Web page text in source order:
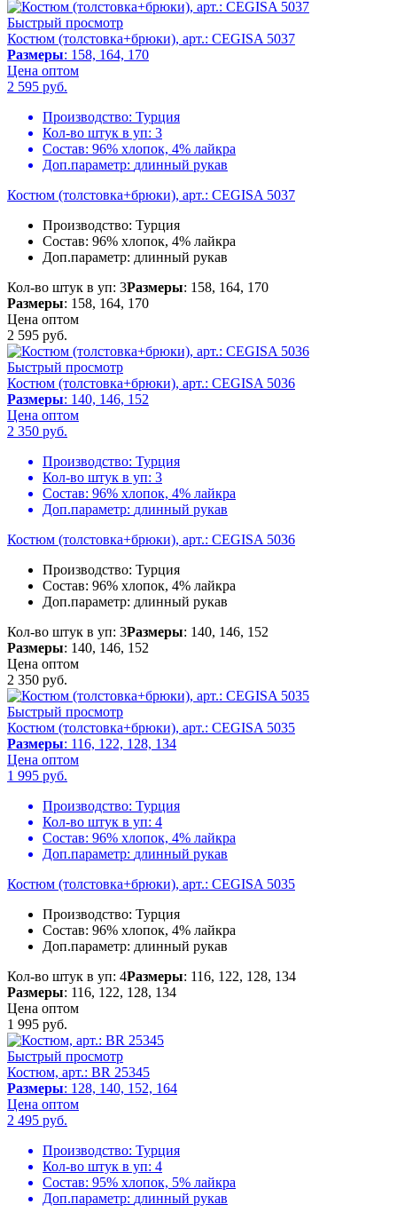
Быстрый просмотр
Костюм (толстовка+брюки), арт.: CEGISA 5037
Размеры: 158, 164, 170
Цена оптом
2 595 руб.
Производство: Турция
Кол-во штук в уп: 3
Состав: 96% хлопок, 4% лайкра
Доп.параметр: длинный рукав
Костюм (толстовка+брюки), арт.: CEGISA 5037
Производство: Турция
Состав: 96% хлопок, 4% лайкра
Доп.параметр: длинный рукав
Кол-во штук в уп: 3Размеры: 158, 164, 170
Размеры: 158, 164, 170
Цена оптом
2 595 руб.
Быстрый просмотр
Костюм (толстовка+брюки), арт.: CEGISA 5036
Размеры: 140, 146, 152
Цена оптом
2 350 руб.
Производство: Турция
Кол-во штук в уп: 3
Состав: 96% хлопок, 4% лайкра
Доп.параметр: длинный рукав
Костюм (толстовка+брюки), арт.: CEGISA 5036
Производство: Турция
Состав: 96% хлопок, 4% лайкра
Доп.параметр: длинный рукав
Кол-во штук в уп: 3Размеры: 140, 146, 152
Размеры: 140, 146, 152
Цена оптом
2 350 руб.
Быстрый просмотр
Костюм (толстовка+брюки), арт.: CEGISA 5035
Размеры: 116, 122, 128, 134
Цена оптом
1 995 руб.
Производство: Турция
Кол-во штук в уп: 4
Состав: 96% хлопок, 4% лайкра
Доп.параметр: длинный рукав
Костюм (толстовка+брюки), арт.: CEGISA 5035
Производство: Турция
Состав: 96% хлопок, 4% лайкра
Доп.параметр: длинный рукав
Кол-во штук в уп: 4Размеры: 116, 122, 128, 134
Размеры: 116, 122, 128, 134
Цена оптом
1 995 руб.
Быстрый просмотр
Костюм, арт.: BR 25345
Размеры: 128, 140, 152, 164
Цена оптом
2 495 руб.
Производство: Турция
Кол-во штук в уп: 4
Состав: 95% хлопок, 5% лайкра
Доп.параметр: длинный рукав